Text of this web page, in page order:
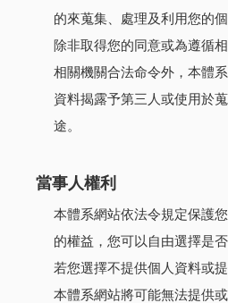
的來蒐集、處理及利用您的個
除非取得您的同意或為遵循
相關機關合法命令外，本體
資料揭露予第三人或使用於
途。
當事人權利
本體系網站依法令規定保護
的權益，您可以自由選擇是
若您選擇不提供個人資料或
本體系網站將可能無法提供